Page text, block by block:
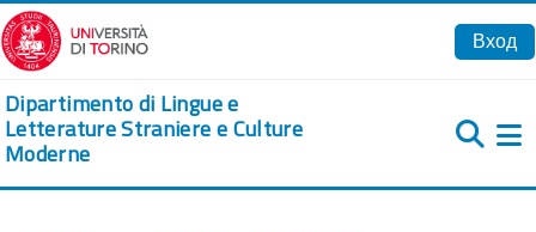
Перейти к основному содержанию
Вход
Dipartimento di Lingue e
Letterature Straniere e Culture
Moderne